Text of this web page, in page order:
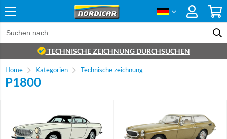
TECHNISCHE ZEICHNUNG DURCHSUCHEN
Home Kategorien Technische zeichnung
P1800